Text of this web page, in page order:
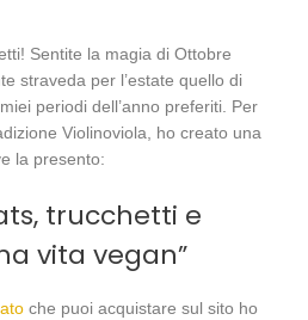
Sentite la magia di Ottobre
straveda per l’estate quello di
periodi dell’anno preferiti. Per
Violinoviola, ho creato una
la presento:
trucchetti e
vita vegan”
che puoi acquistare sul sito ho